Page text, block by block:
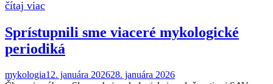
Sprístupnili sme viaceré mykologické
periodiká
mykologia12. januára 202628. januára 2026